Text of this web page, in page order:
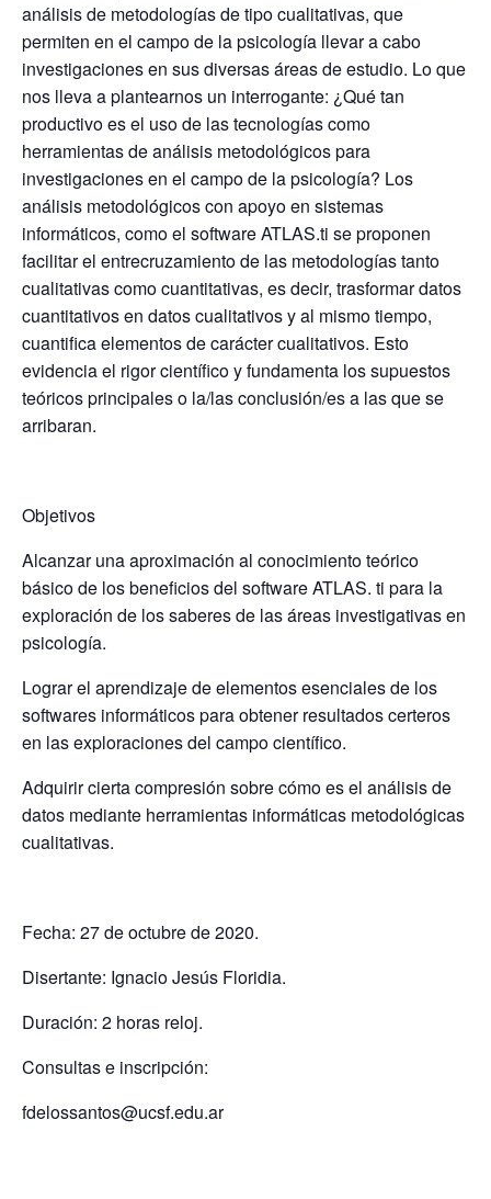
análisis de metodologías de tipo cualitativas, que
permiten en el campo de la psicología llevar a cabo
investigaciones en sus diversas áreas de estudio. Lo que
nos lleva a plantearnos un interrogante: ¿Qué tan
productivo es el uso de las tecnologías como
herramientas de análisis metodológicos para
investigaciones en el campo de la psicología? Los
análisis metodológicos con apoyo en sistemas
informáticos, como el software ATLAS.ti se proponen
facilitar el entrecruzamiento de las metodologías tanto
cualitativas como cuantitativas, es decir, trasformar datos
cuantitativos en datos cualitativos y al mismo tiempo,
cuantifica elementos de carácter cualitativos. Esto
evidencia el rigor científico y fundamenta los supuestos
teóricos principales o la/las conclusión/es a las que se
arribaran.
Objetivos
Alcanzar una aproximación al conocimiento teórico
básico de los beneficios del software ATLAS. ti para la
exploración de los saberes de las áreas investigativas en
psicología.
Lograr el aprendizaje de elementos esenciales de los
softwares informáticos para obtener resultados certeros
en las exploraciones del campo científico.
Adquirir cierta compresión sobre cómo es el análisis de
datos mediante herramientas informáticas metodológicas
cualitativas.
Fecha: 27 de octubre de 2020.
Disertante: Ignacio Jesús Floridia.
Duración: 2 horas reloj.
Consultas e inscripción:
fdelossantos@ucsf.edu.ar